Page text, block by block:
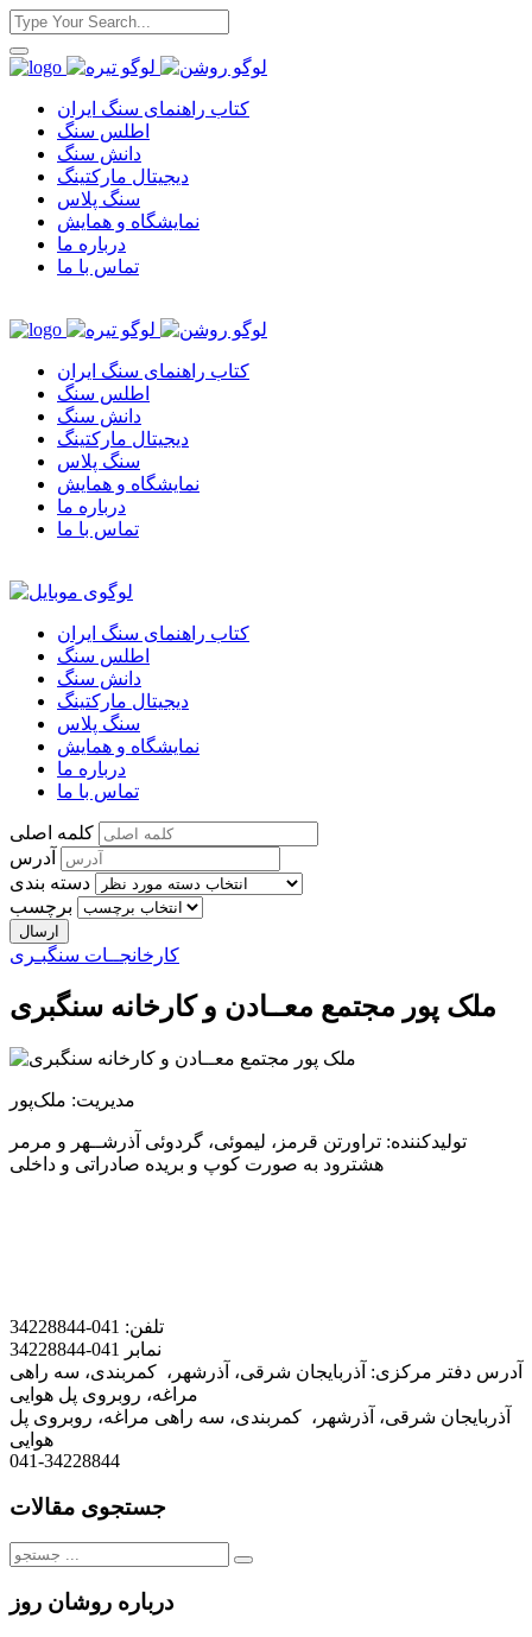
کتاب راهنمای سنگ ایران
اطلس سنگ
دانش سنگ
دیجیتال مارکتینگ
سنگ پلاس
نمایشگاه و همایش
درباره ما
تماس با ما
کتاب راهنمای سنگ ایران
اطلس سنگ
دانش سنگ
دیجیتال مارکتینگ
سنگ پلاس
نمایشگاه و همایش
درباره ما
تماس با ما
کتاب راهنمای سنگ ایران
اطلس سنگ
دانش سنگ
دیجیتال مارکتینگ
سنگ پلاس
نمایشگاه و همایش
درباره ما
تماس با ما
کلمه اصلی
آدرس
دسته بندی
برچسب
کارخانجــات سنگبـری
ملک پور مجتمع معــادن و کارخانه سنگبری
مدیریت: ملک‌پور
تولیدکننده: تراورتن قرمز، لیموئی، گردوئی آذرشــهر و مرمر
هشترود به صورت کوپ و بریده صادراتی و داخلی
تلفن: 041-34228844
نمابر
041-34228844
آدرس دفتر مرکزی: آذربایجان شرقی، آذرشهر، کمربندی، سه راهی
مراغه، روبروی پل هوایی
آذربایجان شرقی، آذرشهر، کمربندی، سه راهی مراغه، روبروی پل
هوایی
041-34228844
جستجوی مقالات
جستجو
درباره روشان روز